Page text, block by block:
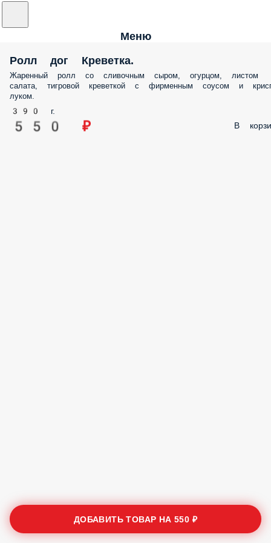
Меню
Ролл дог Креветка.
Жаренный ролл со сливочным сыром, огурцом, листом
салата, тигровой креветкой с фирменным соусом и
луком.
390 г.
550 ₽ В
ДОБАВИТЬ ТОВАР НА550 ₽